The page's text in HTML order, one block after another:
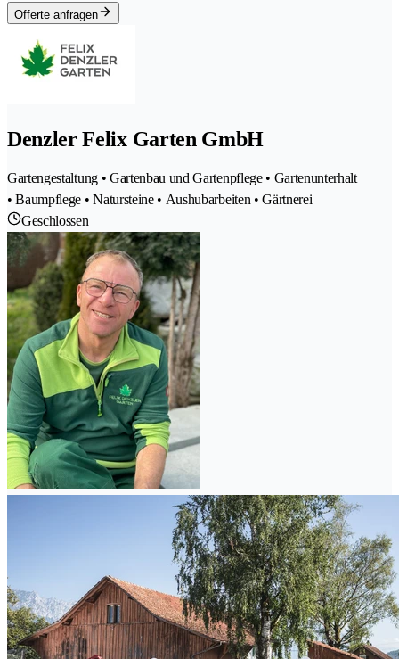
Offerte anfragen
Denzler Felix Garten GmbH
Gartengestaltung • Gartenbau und Gartenpflege • Gartenunterhalt
• Baumpflege • Natursteine • Aushubarbeiten • Gärtnerei
Geschlossen